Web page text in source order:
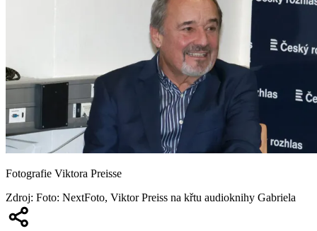
Fotografie Viktora Preisse
Zdroj: Foto: NextFoto, Viktor Preiss na křtu audioknihy Gabriela